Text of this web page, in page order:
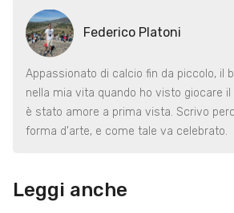
Federico Platoni
Appassionato di calcio fin da piccolo, il
nella mia vita quando ho visto giocare
è stato amore a prima vista. Scrivo
forma d'arte, e come tale va celebrato.
Leggi anche